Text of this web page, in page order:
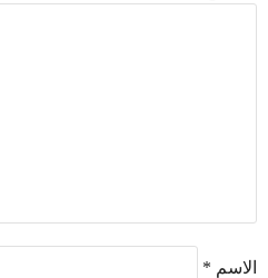
الاسم *